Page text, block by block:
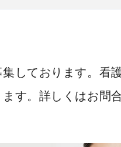
しております。看
す。詳しくはお問